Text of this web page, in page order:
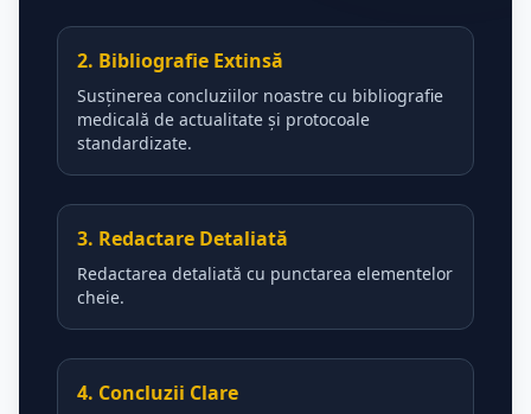
2. Bibliografie Extinsă
Susținerea concluziilor noastre cu bibliografie
medicală de actualitate și protocoale
standardizate.
3. Redactare Detaliată
Redactarea detaliată cu punctarea elementelor
cheie.
4. Concluzii Clare